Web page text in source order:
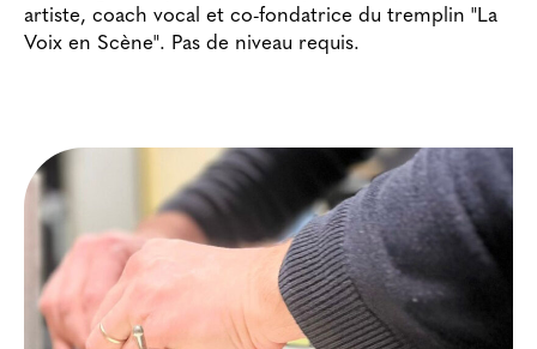
artiste, coach vocal et co-fondatrice du tremplin "La
Voix en Scène". Pas de niveau requis.